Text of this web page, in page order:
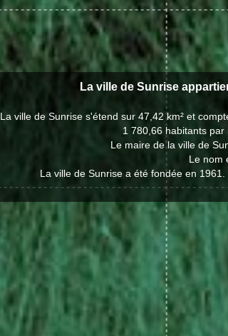
La ville de Sunrise
La ville de Sunrise s'étend sur 47,42 km² et
1 780,66 habitants par
Le maire de la ville de
Le nom
La ville de Sunrise a été fondée en